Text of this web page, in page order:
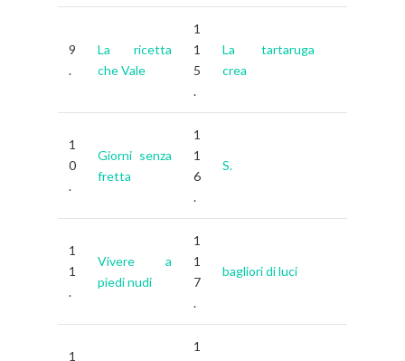
9
.
La ricetta
che Vale
1
1
5
.
La tartaruga
crea
1
0
.
Giorni senza
fretta
1
1
6
.
S.
1
1
.
Vivere a
piedi nudi
1
1
7
.
bagliori di luci
1
1